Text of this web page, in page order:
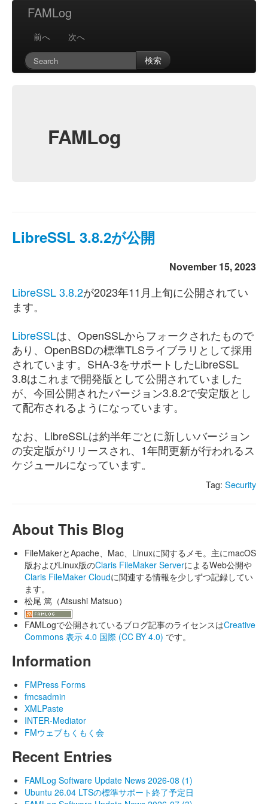
FAMLog
前へ
次へ
検索
FAMLog
LibreSSL 3.8.2が公開
November 15, 2023
LibreSSL 3.8.2が2023年11月上旬に公開されてい
ます。
LibreSSLは、OpenSSLからフォークされたもので
あり、OpenBSDの標準TLSライブラリとして採用
されています。SHA-3をサポートしたLibreSSL
3.8はこれまで開発版として公開されていました
が、今回公開されたバージョン3.8.2で安定版とし
て配布されるようになっています。
なお、LibreSSLは約半年ごとに新しいバージョン
の安定版がリリースされ、1年間更新が行われるス
ケジュールになっています。
Tag: Security
About This Blog
FileMakerとApache、Mac、Linuxに関するメモ。主にmacOS
版およびLinux版のClaris FileMaker ServerによるWeb公開や
Claris FileMaker Cloudに関連する情報を少しずつ記録してい
ます。
松尾 篤（Atsushi Matsuo）
FAMLogで公開されているブログ記事のライセンスはCreative
Commons 表示 4.0 国際 (CC BY 4.0) です。
Information
FMPress Forms
fmcsadmin
XMLPaste
INTER-Mediator
FMウェブもくもく会
Recent Entries
FAMLog Software Update News 2026-08 (1)
Ubuntu 26.04 LTSの標準サポート終了予定日